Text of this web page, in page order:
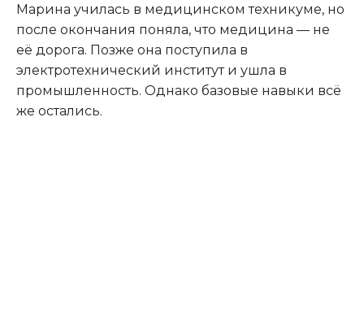
Марина училась в медицинском техникуме, но
после окончания поняла, что медицина — не
её дорога. Позже она поступила в
электротехнический институт и ушла в
промышленность. Однако базовые навыки всё
же остались.